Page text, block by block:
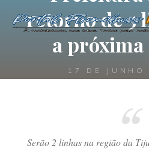
para
retorno de 5
a próxima
17 DE JUNHO
Serão 2 linhas na região da